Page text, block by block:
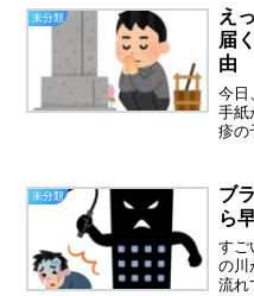
て
の、
未分類
え
届
由
今日
手紙
疹の
受け
で
未分類
ブ
ら
すご
の川
流れ